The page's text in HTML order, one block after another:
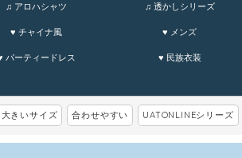
♫ アロハシャツ ♫ 透かしシリーズ
♥ チャイナ風 ♥ メンズ
パーティードレス ♥ 民族衣装
大きいサイズ 合わせやすい UATONLINEシリーズ